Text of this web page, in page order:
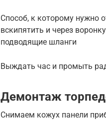
Способ, к которому нужно
вскипятить и через
подводящие шланги
Выждать час и промыть
Демонтаж
Снимаем кожух панели